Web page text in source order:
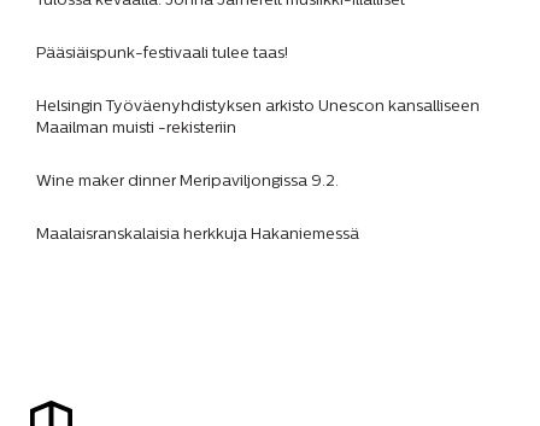
Pääsiäispunk-festivaali tulee taas!
Helsingin Työväenyhdistyksen arkisto Unescon kansalliseen
Maailman muisti -rekisteriin
Wine maker dinner Meripaviljongissa 9.2.
Maalaisranskalaisia herkkuja Hakaniemessä